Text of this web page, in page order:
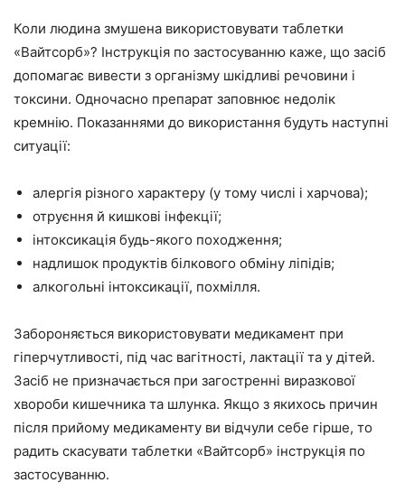
Коли людина змушена використовувати таблетки
«Вайтсорб»? Інструкція по застосуванню каже, що засіб
допомагає вивести з організму шкідливі речовини і
токсини. Одночасно препарат заповнює недолік
кремнію. Показаннями до використання будуть наступні
ситуації:
алергія різного характеру (у тому числі і харчова);
отруєння й кишкові інфекції;
інтоксикація будь-якого походження;
надлишок продуктів білкового обміну ліпідів;
алкогольні інтоксикації, похмілля.
Забороняється використовувати медикамент при
гіперчутливості, під час вагітності, лактації та у дітей.
Засіб не призначається при загостренні виразкової
хвороби кишечника та шлунка. Якщо з якихось причин
після прийому медикаменту ви відчули себе гірше, то
радить скасувати таблетки «Вайтсорб» інструкція по
застосуванню.